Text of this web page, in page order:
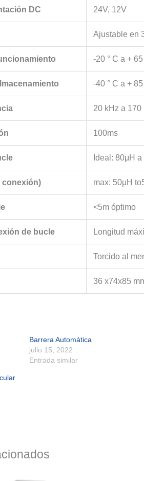
DC 24V, 12V
Ajustable en
-20 ° C a + 65
-40 ° C a + 85
20 kHz a 170
100ms
Ideal: 80μH
conexión) max: 50μH
<5m óptimo
de bucle Longitud
Torcido al
36 x74x85
Barrera Automática
julio 15, 2022
Entrada similar